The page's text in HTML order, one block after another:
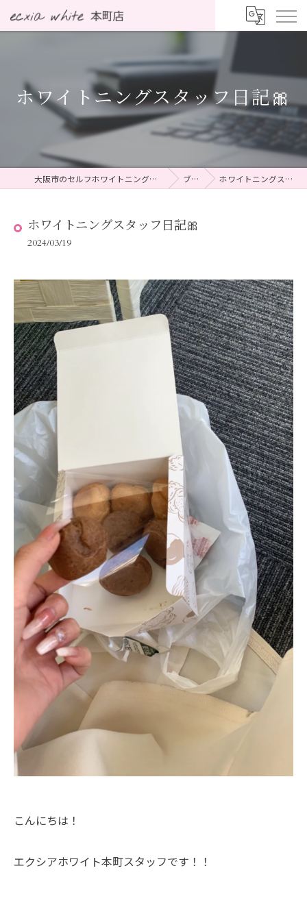
ホワイトニングスタッフ日記🎀
大阪市のセルフホワイトニングならecxia white 本町店 ブログ ホワイトニングスタッフ日記🎀
ホワイトニングスタッフ日記🎀
2024/03/19
こんにちは！
エクシアホワイト本町スタッフです！！